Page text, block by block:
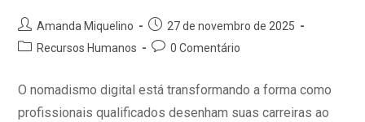
Amanda Miquelino
27 de novembro de 2025
Recursos Humanos
0 Comentário
O nomadismo digital está transformando a forma como
profissionais qualificados desenham suas carreiras ao